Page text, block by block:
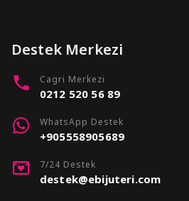
Destek Merkezi
Cagri Merkezi
0212 520 56 89
WhatsApp Destek
+905558905689
7/24 Destek
destek@ebijuteri.com